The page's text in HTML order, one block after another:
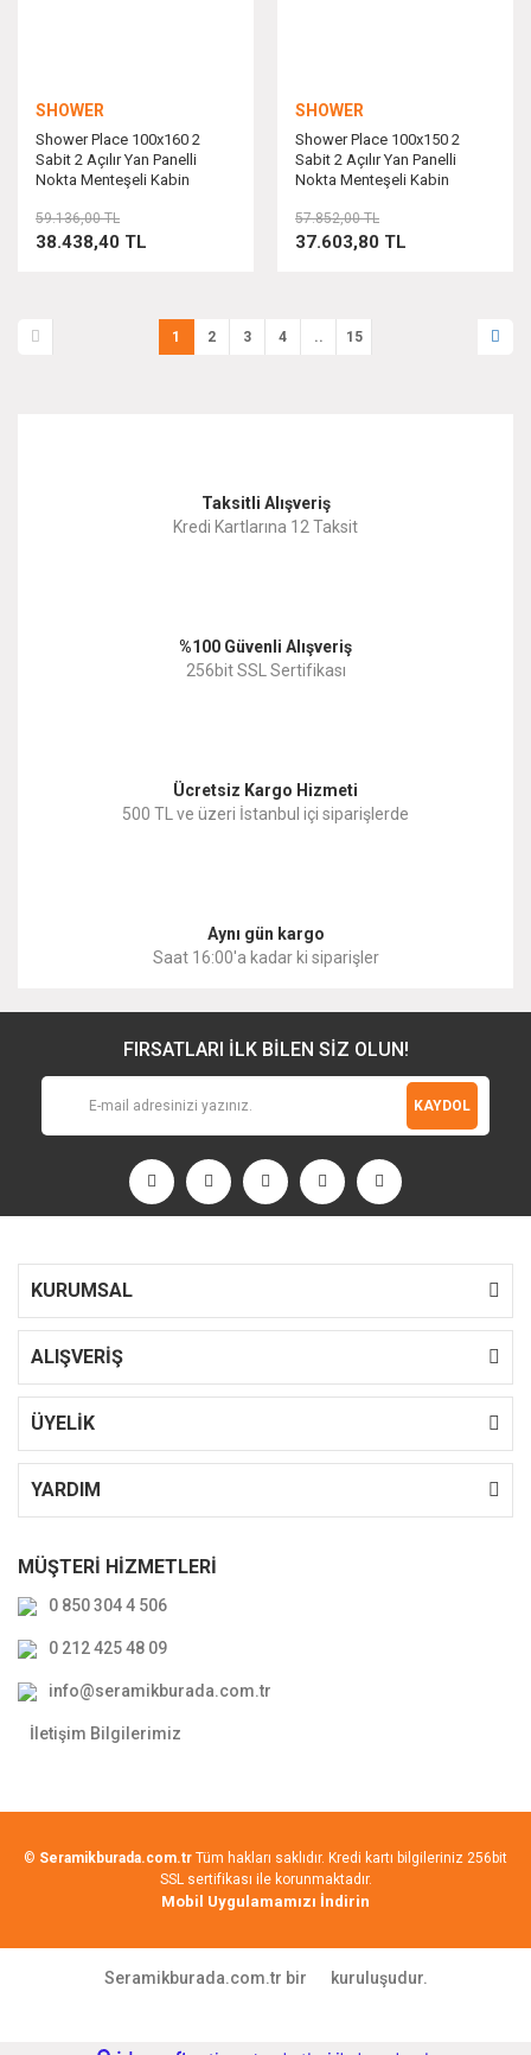
SHOWER
Shower Place 100x160 2
Sabit 2 Açılır Yan Panelli
Nokta Menteşeli Kabin
38.438,40 TL
59.136,00 TL
SHOWER
Shower Place 100x150 2
Sabit 2 Açılır Yan Panelli
Nokta Menteşeli Kabin
37.603,80 TL
57.852,00 TL
1 2 3 4 .. 15
Taksitli Alışveriş
Kredi Kartlarına 12 Taksit
%100 Güvenli Alışveriş
256bit SSL Sertifikası
Ücretsiz Kargo Hizmeti
500 TL ve üzeri İstanbul içi siparişlerde
Aynı gün kargo
Saat 16:00'a kadar ki siparişler
FIRSATLARI İLK BİLEN SİZ OLUN!
KAYDOL
KURUMSAL
ALIŞVERİŞ
ÜYELİK
YARDIM
MÜŞTERİ HİZMETLERİ
0 850 304 4 506
0 212 425 48 09
info@seramikburada.com.tr
İletişim Bilgilerimiz
© Seramikburada.com.tr Tüm hakları saklıdır. Kredi kartı bilgileriniz 256bit
SSL sertifikası ile korunmaktadır.
Mobil Uygulamamızı İndirin
Seramikburada.com.tr bir kuruluşudur.